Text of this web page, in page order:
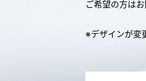
ご希望の方はお
※デザインが変